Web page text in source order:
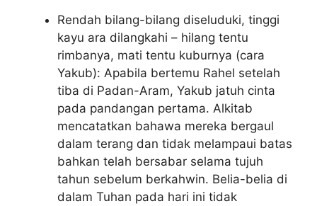
Rendah bilang-bilang diseluduki, tinggi
kayu ara dilangkahi – hilang tentu
rimbanya, mati tentu kuburnya (cara
Yakub): Apabila bertemu Rahel setelah
tiba di Padan-Aram, Yakub jatuh cinta
pada pandangan pertama. Alkitab
mencatatkan bahawa mereka bergaul
dalam terang dan tidak melampaui batas
bahkan telah bersabar selama tujuh
tahun sebelum berkahwin. Belia-belia di
dalam Tuhan pada hari ini tidak